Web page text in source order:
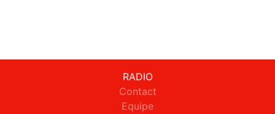
RADIO
Contact
Equipe